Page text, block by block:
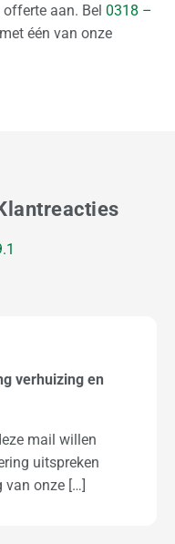
aan. Bel 0318 –
één van onze
Wageningen (C
waren vol lof
en 92 jr was het